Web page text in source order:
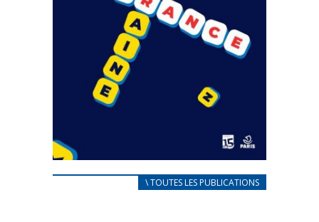
CARNET D’ACCUEIL\ TOUTES LES PUBLICATIONS